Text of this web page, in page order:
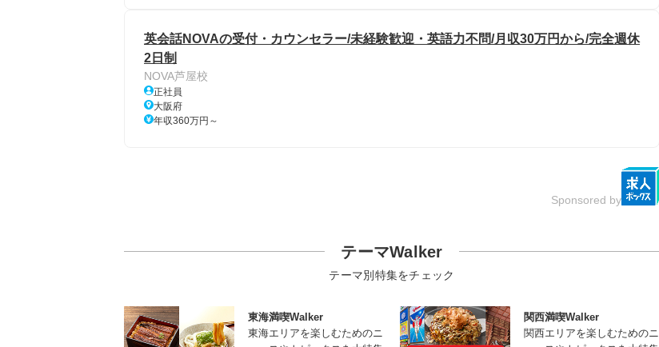
英会話NOVAの受付・カウンセラー/未経験歓迎・英語力不問/月収30万円から/完全週休
2日制
NOVA芦屋校
正社員
大阪府
年収360万円～
Sponsored by
テーマWalker
テーマ別特集をチェック
東海満喫Walker
東海エリアを楽しむためのニ
関西満喫Walker
関西エリアを楽しむためのニ